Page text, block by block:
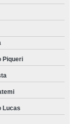
Piqueri
Lucas